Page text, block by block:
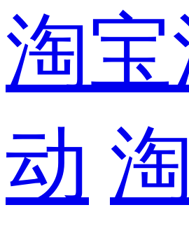
淘
动